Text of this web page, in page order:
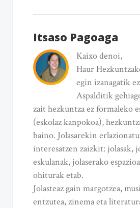
Itsaso Pagoaga
Kaixo denoi,
Haur
egin izanagatik
Aspalditik
zait hezkuntza ez formaleko
(eskolaz kanpokoa),
baino. Jolasarekin
interesatzen zaizkit: jolasak,
eskulanak, jolaserako
ohiturak etab.
Jolasteaz gain margotzea,
entzutea, zinema eta